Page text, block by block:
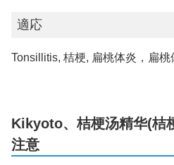
適応
Tonsillitis, 桔梗, 扁桃体炎，扁桃
Kikyoto、桔梗汤精华(桔
注意